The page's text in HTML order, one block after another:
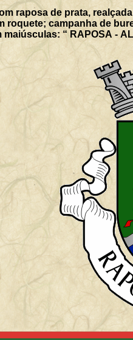
raposa de prata,
roquete; campanha de
“ RAPOSA -